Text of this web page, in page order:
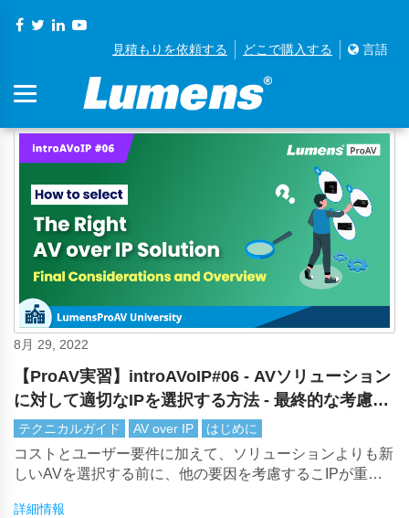
見積もりを依頼する どこで購入する 言語
8月 29, 2022
【ProAV実習】introAVoIP#06 - AVソリューション
に対して適切なIPを選択する方法 - 最終的な考慮事
項と概要
テクニカルガイド AV over IP はじめに
コストとユーザー要件に加えて、ソリューションよりも新
しいAVを選択する前に、他の要因を考慮するこIPが重要
詳細情報